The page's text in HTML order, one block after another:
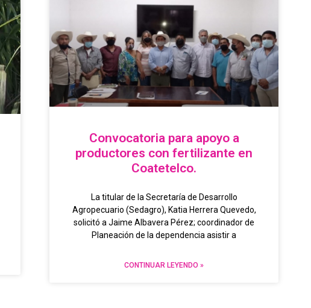
Convocatoria para apoyo a
productores con fertilizante en
Coatetelco.
La titular de la Secretaría de Desarrollo
Agropecuario (Sedagro), Katia Herrera Quevedo,
solicitó a Jaime Albavera Pérez; coordinador de
Planeación de la dependencia asistir a
CONTINUAR LEYENDO »